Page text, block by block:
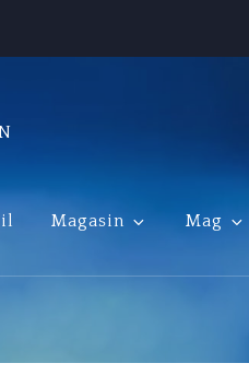
Magasin Mag